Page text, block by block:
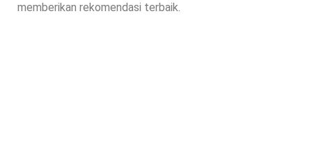
memberikan rekomendasi terbaik.